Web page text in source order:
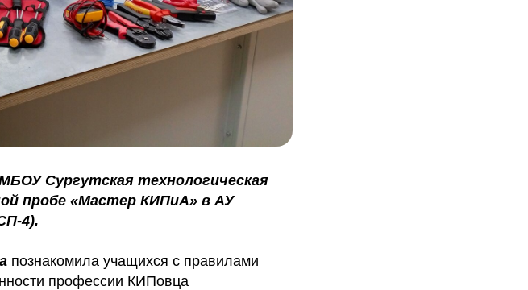
Сургутская технологическая
пробе «Мастер КИПиА» в АУ
4).
познакомила учащихся с правилами
профессии КИПовца